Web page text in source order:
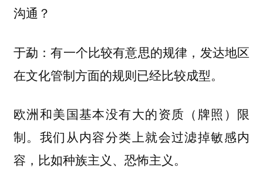
沟通？
于勐：有一个比较有意思的规律，发达地区
在文化管制方面的规则已经比较成型。
欧洲和美国基本没有大的资质（牌照）限
制。我们从内容分类上就会过滤掉敏感内
容，比如种族主义、恐怖主义。